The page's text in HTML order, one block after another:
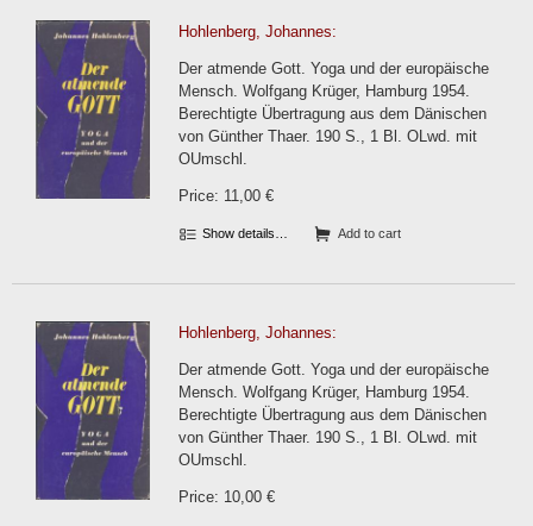
Hohlenberg, Johannes:
Der atmende Gott. Yoga und der europäische
Mensch. Wolfgang Krüger, Hamburg 1954.
Berechtigte Übertragung aus dem Dänischen
von Günther Thaer. 190 S., 1 Bl. OLwd. mit
OUmschl.
Price: 11,00 €
Show details… Add to cart
Hohlenberg, Johannes:
Der atmende Gott. Yoga und der europäische
Mensch. Wolfgang Krüger, Hamburg 1954.
Berechtigte Übertragung aus dem Dänischen
von Günther Thaer. 190 S., 1 Bl. OLwd. mit
OUmschl.
Price: 10,00 €